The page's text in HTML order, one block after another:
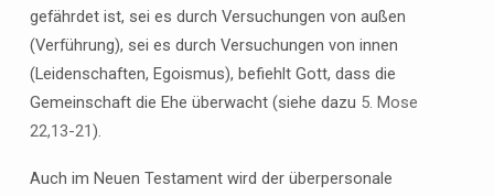
gefährdet ist, sei es durch Versuchungen von außen
(Verführung), sei es durch Versuchungen von innen
(Leidenschaften, Egoismus), befiehlt Gott, dass die
Gemeinschaft die Ehe überwacht (siehe dazu 5. Mose
22,13-21).
Auch im Neuen Testament wird der überpersonale